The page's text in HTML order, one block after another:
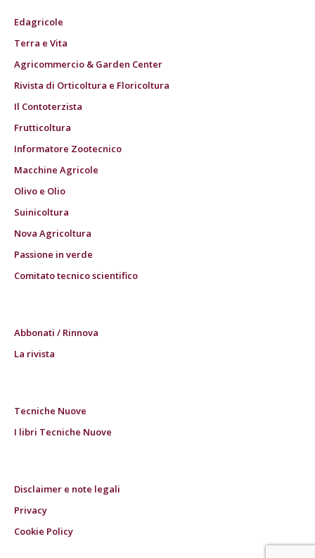
Edagricole
Terra e Vita
Agricommercio & Garden Center
Rivista di Orticoltura e Floricoltura
Il Contoterzista
Frutticoltura
Informatore Zootecnico
Macchine Agricole
Olivo e Olio
Suinicoltura
Nova Agricoltura
Passione in verde
Comitato tecnico scientifico
Abbonati / Rinnova
La rivista
Tecniche Nuove
I libri Tecniche Nuove
Disclaimer e note legali
Privacy
Cookie Policy